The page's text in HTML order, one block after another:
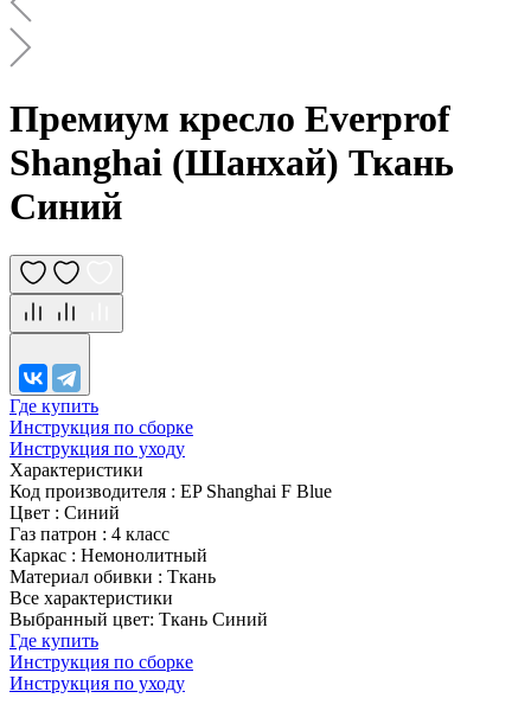
Премиум кресло Everprof
Shanghai (Шанхай) Ткань
Синий
Где купить
Инструкция по сборке
Инструкция по уходу
Характеристики
Код производителя : EP Shanghai F Blue
Цвет : Синий
Газ патрон : 4 класс
Каркас : Немонолитный
Материал обивки : Ткань
Все характеристики
Выбранный цвет: Ткань Синий
Где купить
Инструкция по сборке
Инструкция по уходу